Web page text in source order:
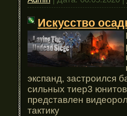
Искусство
экспанд, застроился
сильных тиер3
представлен
тактику